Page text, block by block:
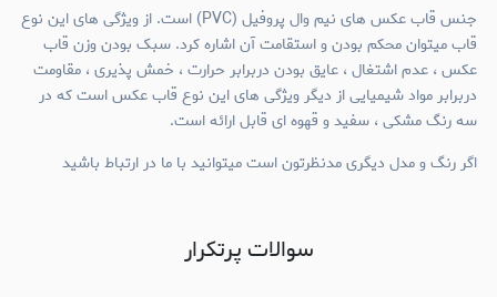
جنس قاب عکس های نیم وال پروفیل (PVC) است. از ویژگی های این نوع
قاب میتوان محکم بودن و استقامت آن اشاره کرد. سبک بودن وزن قاب
عکس ، عدم اشتغال ، عایق بودن دربرابر حرارت ، خمش پذیری ، مقاومت
دربرابر مواد شیمیایی از دیگر ویژگی های این نوع قاب عکس است که در
سه رنگ مشکی ، سفید و قهوه ای قابل ارائه است.
اگر رنگ و مدل دیگری مدنظرتون است میتوانید با ما در ارتباط باشید
سوالات پرتکرار